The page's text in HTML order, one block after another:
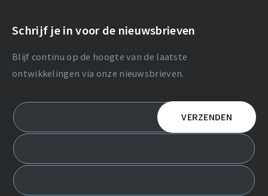
Schrijf je in voor de nieuwsbrieven
Blijf continu op de hoogte van de laatste
ontwikkelingen via onze nieuwsbrieven.